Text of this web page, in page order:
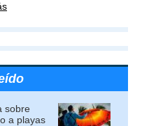
sobre
a playas